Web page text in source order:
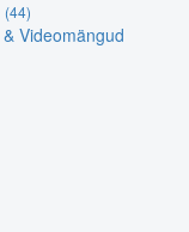
(44)
Videomängud